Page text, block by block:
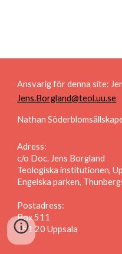
Ansvarig för denna site:
Jens.Borgland@teol.uu.se
Nathan
Adress:
c/o Doc. Jens Borgland
Teologiska institutionen,
Engelska parken,
Postadress:
Box 511
751 20 Uppsala